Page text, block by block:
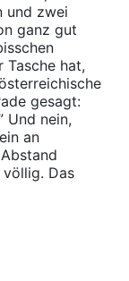
und zwei
ganz gut
hat,
gesagt:
Und nein,
an
Das